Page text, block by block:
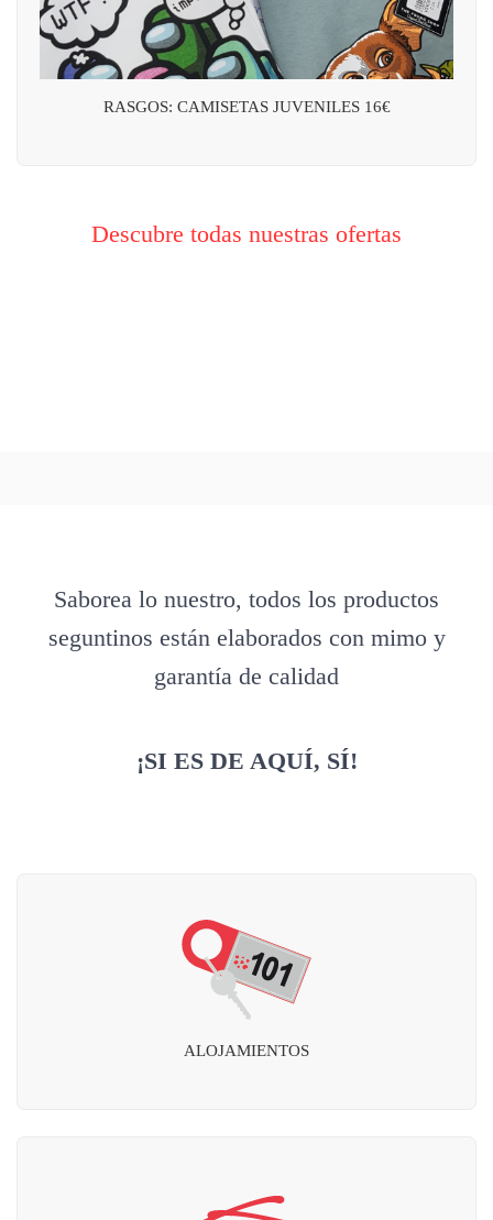
RASGOS: CAMISETAS JUVENILES 16€
Descubre todas nuestras ofertas
Saborea lo nuestro, todos los productos
seguntinos están elaborados con mimo y
garantía de calidad
¡SI ES DE AQUÍ, SÍ!
ALOJAMIENTOS